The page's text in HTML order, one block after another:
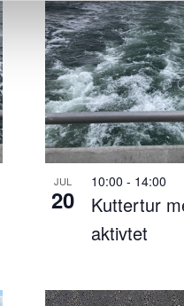
JUL
20
Kuttertur
aktivtet
10:00 - 14:00